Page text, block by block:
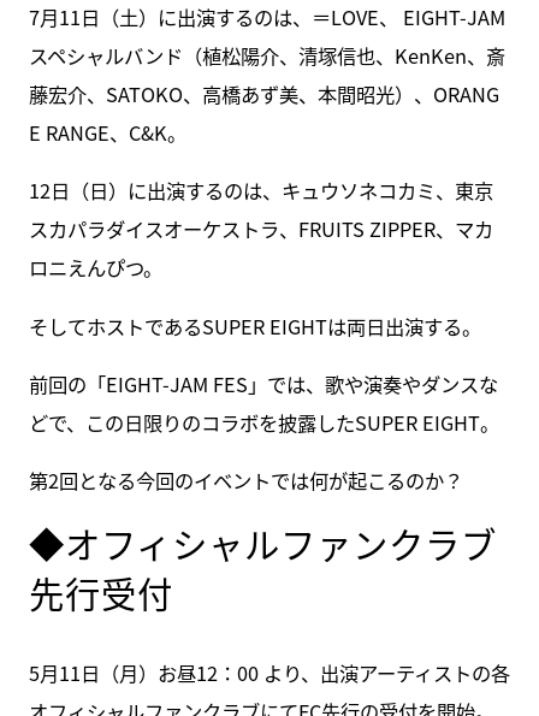
7月11日（土）に出演するのは、＝LOVE、 EIGHT-JAM
スペシャルバンド（植松陽介、清塚信也、KenKen、斎
藤宏介、SATOKO、高橋あず美、本間昭光）、ORANG
E RANGE、C&K。
12日（日）に出演するのは、キュウソネコカミ、東京
スカパラダイスオーケストラ、FRUITS ZIPPER、マカ
ロニえんぴつ。
そしてホストであるSUPER EIGHTは両日出演する。
前回の「EIGHT-JAM FES」では、歌や演奏やダンスな
どで、この日限りのコラボを披露したSUPER EIGHT。
第2回となる今回のイベントでは何が起こるのか？
◆オフィシャルファンクラブ
先行受付
5月11日（月）お昼12：00 より、出演アーティストの各